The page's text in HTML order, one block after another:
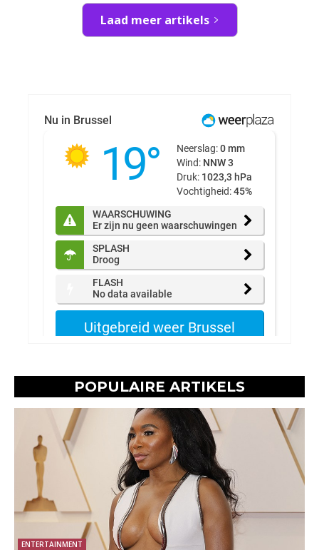
Laad meer artikels
POPULAIRE ARTIKELS
ENTERTAINMENT